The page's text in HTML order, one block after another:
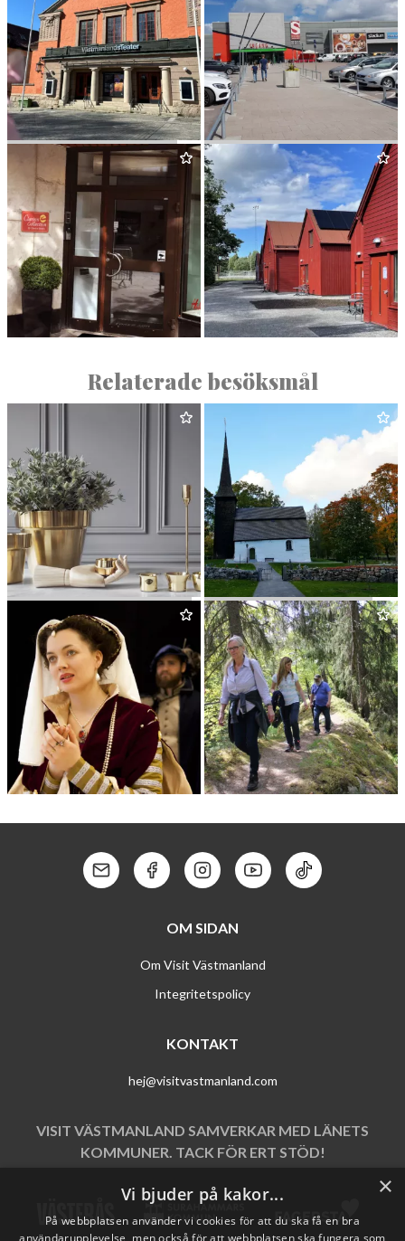
VÄST­MAN­LANDS TEATER
ERIK­SLUND SHOP­PING
CENTER
Relaterade besöksmål
SKUL­TUNA MESSINGSBRUK KUNGS BARKARÖ KYRKA
Kontakt: MailKontakt: Facebook
Kontakt: Instagram
Kontakt: Youtube
Kontakt: Tik
OM SIDAN
Om Visit Västmanland
Integritetspolicy
KONTAKT
hej@visitvastmanland.com
VISIT VÄSTMANLAND SAMVERKAR MED LÄNETS
KOMMUNER. TACK FÖR ERT STÖD!
×
Vi bjuder på kakor...
På webbplatsen använder vi cookies för att du ska få en bra
användarupplevelse, men också för att webbplatsen ska fungera som